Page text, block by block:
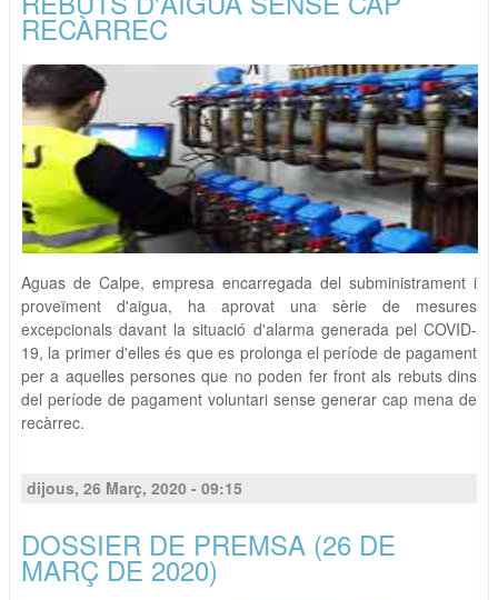
RECÀRREC
Aguas de Calpe, empresa encarregada del subministrament i
proveïment d'aigua, ha aprovat una sèrie de mesures
excepcionals davant la situació d'alarma generada pel COVID-
19, la primer d'elles és que es prolonga el període de pagament
per a aquelles persones que no poden fer front als rebuts dins
del període de pagament voluntari sense generar cap mena de
recàrrec.
dijous, 26 Març, 2020 - 09:15
DOSSIER DE PREMSA (26 DE
MARÇ DE 2020)